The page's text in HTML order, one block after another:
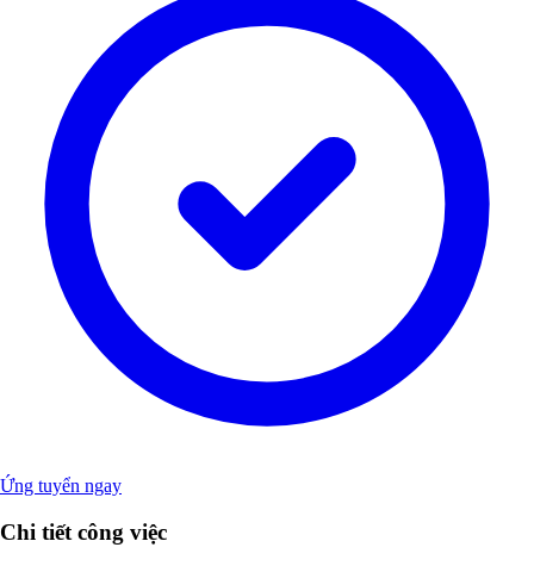
Ứng tuyển ngay
Chi tiết công việc